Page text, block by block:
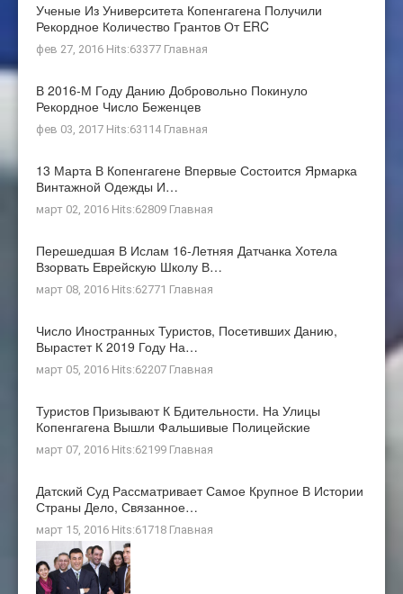
Ученые Из Университета Копенгагена Получили
Рекордное Количество Грантов От ERC
фев 27, 2016 Hits:63377 Главная
В 2016-М Году Данию Добровольно Покинуло
Рекордное Число Беженцев
фев 03, 2017 Hits:63114 Главная
13 Марта В Копенгагене Впервые Состоится Ярмарка
Винтажной Одежды И…
март 02, 2016 Hits:62809 Главная
Перешедшая В Ислам 16-Летняя Датчанка Хотела
Взорвать Еврейскую Школу В…
март 08, 2016 Hits:62771 Главная
Число Иностранных Туристов, Посетивших Данию,
Вырастет К 2019 Году На…
март 05, 2016 Hits:62207 Главная
Туристов Призывают К Бдительности. На Улицы
Копенгагена Вышли Фальшивые Полицейские
март 07, 2016 Hits:62199 Главная
Датский Суд Рассматривает Самое Крупное В Истории
Страны Дело, Связанное…
март 15, 2016 Hits:61718 Главная